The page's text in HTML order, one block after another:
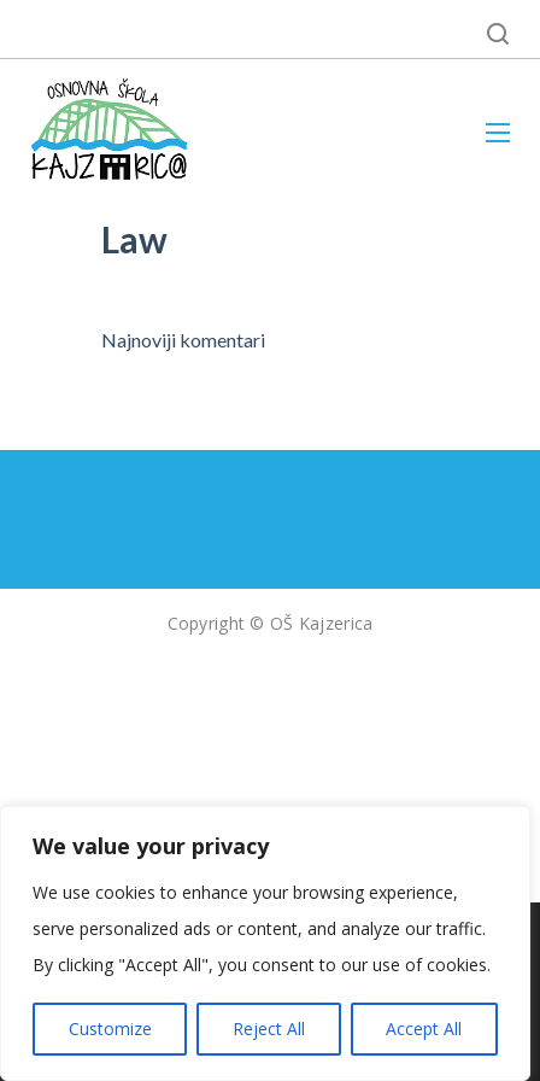
We value your privacy
We use cookies to enhance your browsing experience,
serve personalized ads or content, and analyze our traffic.
By clicking "Accept All", you consent to our use of cookies.
Customize Reject All Accept All
Law
Najnoviji komentari
Copyright © OŠ Kajzerica
Koristimo kolačiće kako bismo vam pružili najbolje iskustvo na
našoj web stranici.
Informacije o kolačićima koje koristimo ili opcije za
Prihvaćam